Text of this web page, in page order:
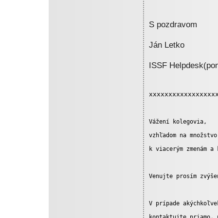
S pozdravom
Ján Letko
ISSF
Vážení kolegovia,
vzhľadom na
k viacerým
Venujte prosím
V prípade